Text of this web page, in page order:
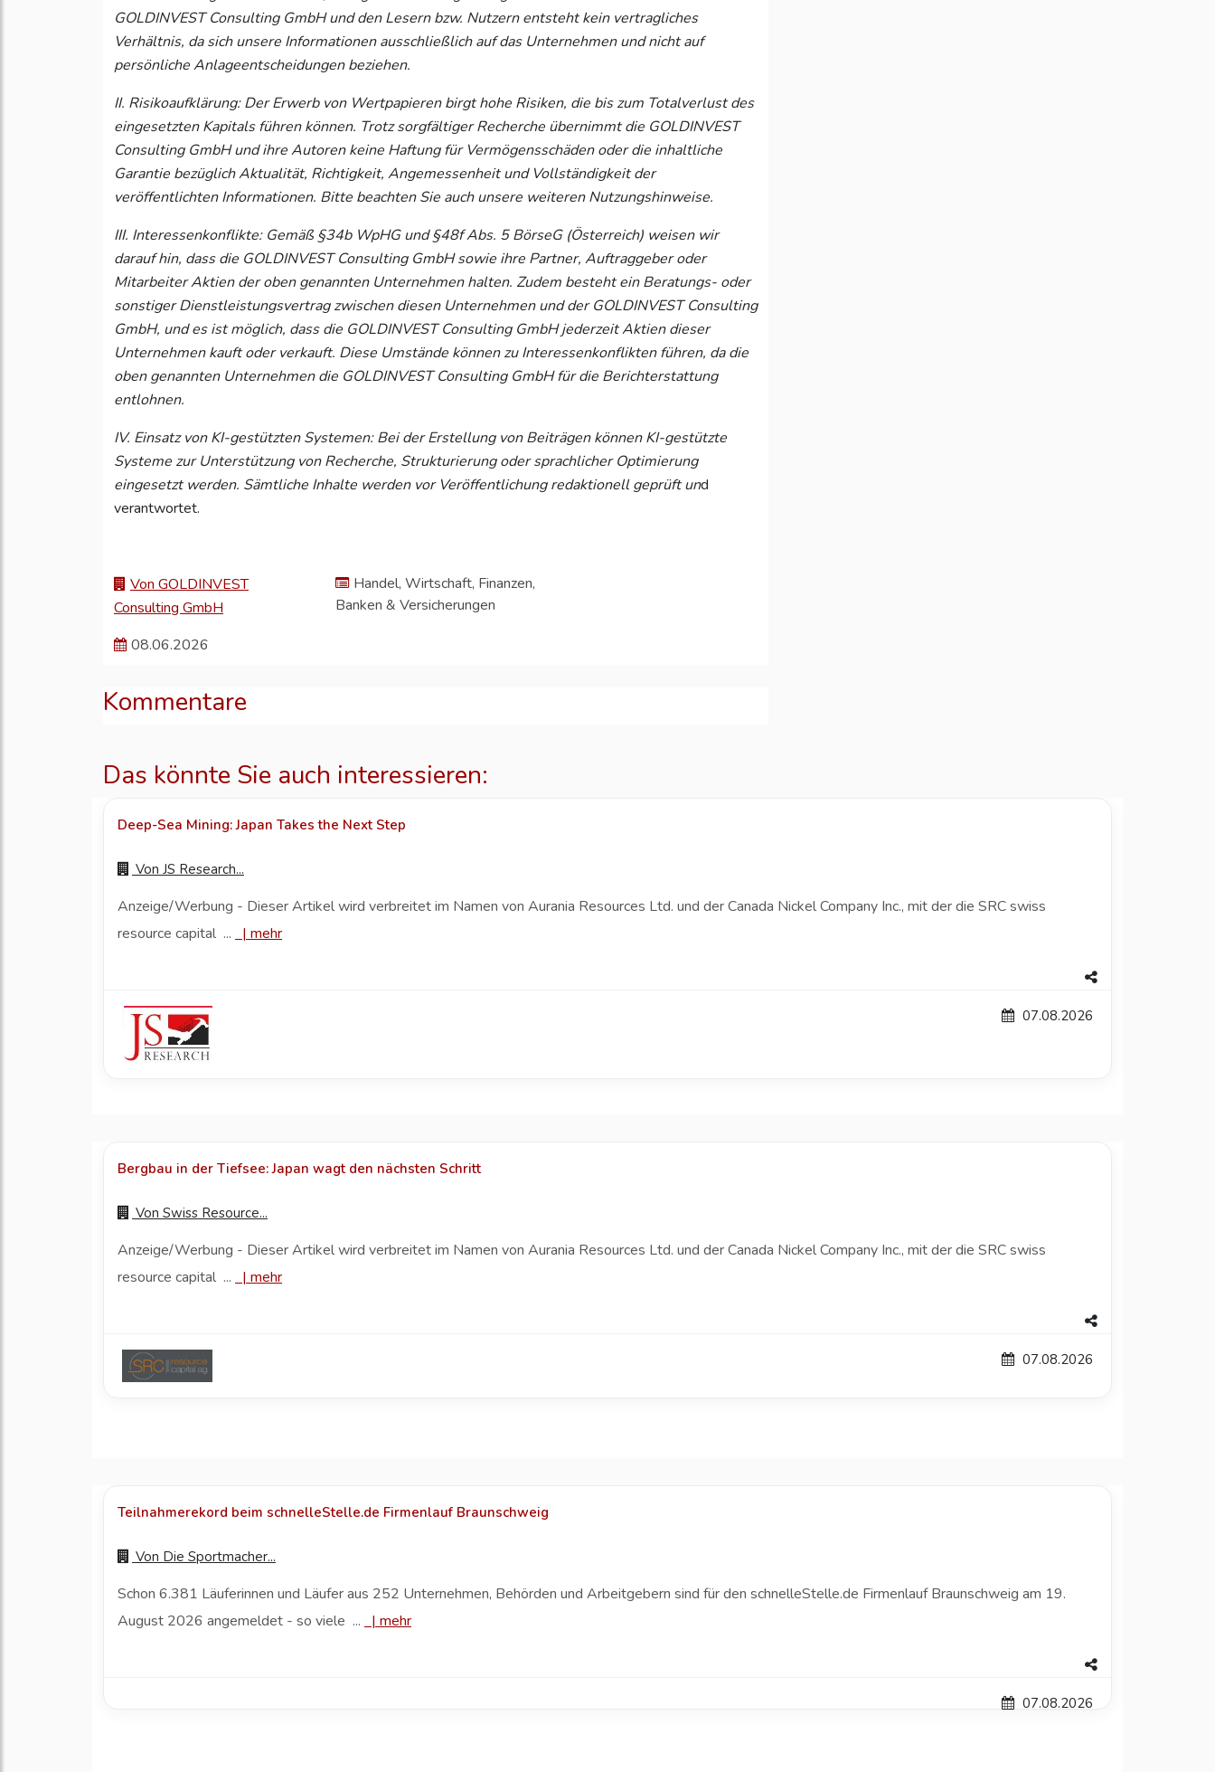
GOLDINVEST Consulting GmbH und den Lesern bzw. Nutzern entsteht kein vertragliches
Verhältnis, da sich unsere Informationen ausschließlich auf das Unternehmen und nicht auf
persönliche Anlageentscheidungen beziehen.
II. Risikoaufklärung: Der Erwerb von Wertpapieren birgt hohe Risiken, die bis zum Totalverlust des
eingesetzten Kapitals führen können. Trotz sorgfältiger Recherche übernimmt die GOLDINVEST
Consulting GmbH und ihre Autoren keine Haftung für Vermögensschäden oder die inhaltliche
Garantie bezüglich Aktualität, Richtigkeit, Angemessenheit und Vollständigkeit der
veröffentlichten Informationen. Bitte beachten Sie auch unsere weiteren Nutzungshinweise.
III. Interessenkonflikte: Gemäß §34b WpHG und §48f Abs. 5 BörseG (Österreich) weisen wir
darauf hin, dass die GOLDINVEST Consulting GmbH sowie ihre Partner, Auftraggeber oder
Mitarbeiter Aktien der oben genannten Unternehmen halten. Zudem besteht ein Beratungs- oder
sonstiger Dienstleistungsvertrag zwischen diesen Unternehmen und der GOLDINVEST Consulting
GmbH, und es ist möglich, dass die GOLDINVEST Consulting GmbH jederzeit Aktien dieser
Unternehmen kauft oder verkauft. Diese Umstände können zu Interessenkonflikten führen, da die
oben genannten Unternehmen die GOLDINVEST Consulting GmbH für die Berichterstattung
entlohnen.
IV. Einsatz von KI-gestützten Systemen: Bei der Erstellung von Beiträgen können KI-gestützte
Systeme zur Unterstützung von Recherche, Strukturierung oder sprachlicher Optimierung
eingesetzt werden. Sämtliche Inhalte werden vor Veröffentlichung redaktionell geprüft und
verantwortet.
Von GOLDINVEST
Consulting GmbH
Handel, Wirtschaft, Finanzen,
Banken & Versicherungen
08.06.2026
Kommentare
Das könnte Sie auch interessieren:
Deep-Sea Mining: Japan Takes the Next Step
Von JS Research...
Anzeige/Werbung - Dieser Artikel wird verbreitet im Namen von Aurania Resources Ltd. und der Canada Nickel Company Inc., mit der die SRC swiss
resource capital ... |mehr
07.08.2026
Bergbau in der Tiefsee: Japan wagt den nächsten Schritt
Von Swiss Resource...
Anzeige/Werbung - Dieser Artikel wird verbreitet im Namen von Aurania Resources Ltd. und der Canada Nickel Company Inc., mit der die SRC swiss
resource capital ... |mehr
07.08.2026
Teilnahmerekord beim schnelleStelle.de Firmenlauf Braunschweig
Von Die Sportmacher...
Schon 6.381 Läuferinnen und Läufer aus 252 Unternehmen, Behörden und Arbeitgebern sind für den schnelleStelle.de Firmenlauf Braunschweig am 19.
August 2026 angemeldet - so viele ... |mehr
07.08.2026